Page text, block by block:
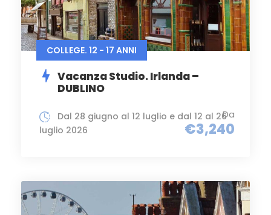
COLLEGE. 12 - 17 ANNI
Vacanza Studio. Irlanda –
DUBLINO
Da
€3,240
Dal 28 giugno al 12 luglio e dal 12 al 26
luglio 2026